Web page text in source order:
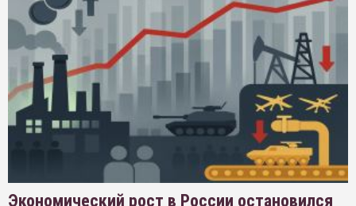
Экономический рост в России остановился